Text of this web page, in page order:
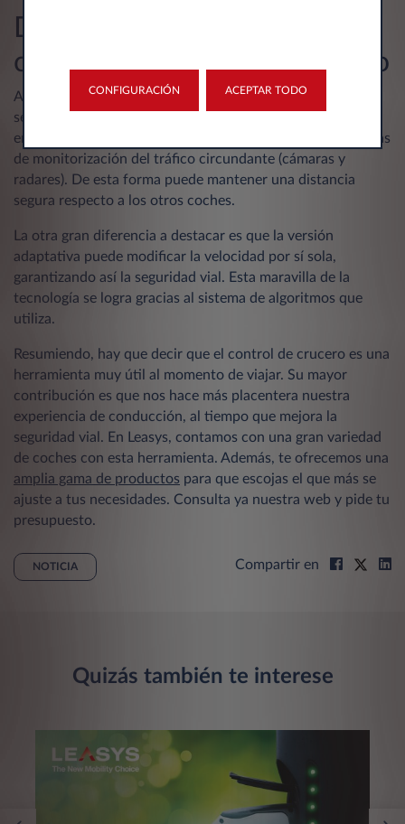
Diferencias entre control de
crucero estándar y adaptativo
Aunque el crucero estándar y el adaptativo funcionan
según la misma lógica, hay dos diferencias importantes
entre ellos. La primera es que el adaptativo incluye sistemas
de monitorización del tráfico circundante (cámaras y
radares). De esta forma puede mantener una distancia
segura respecto a los otros coches.
La otra gran diferencia a destacar es que la versión
adaptativa puede modificar la velocidad por sí sola,
garantizando así la seguridad vial. Esta maravilla de la
tecnología se logra gracias al sistema de algoritmos que
utiliza.
Resumiendo, hay que decir que el control de crucero es una
herramienta muy útil al momento de viajar. Su mayor
contribución es que nos hace más placentera nuestra
experiencia de conducción, al tiempo que mejora la
seguridad vial. En Leasys, contamos con una gran variedad
de coches con esta herramienta. Además, te ofrecemos una
amplia gama de productos para que escojas el que más se
ajuste a tus necesidades. Consulta ya nuestra web y pide tu
presupuesto.
NOTICIA Compartir en
Quizás también te interese
CONFIGURACIÓN ACEPTAR TODO